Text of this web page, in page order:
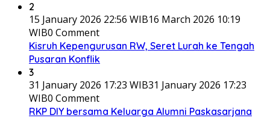
2
15 January 2026 22:56 WIB16 March 2026 10:19
WIB0 Comment
Kisruh Kepengurusan RW, Seret Lurah ke Tengah
Pusaran Konflik
3
31 January 2026 17:23 WIB31 January 2026 17:23
WIB0 Comment
RKP DIY bersama Keluarga Alumni Paskasarjana